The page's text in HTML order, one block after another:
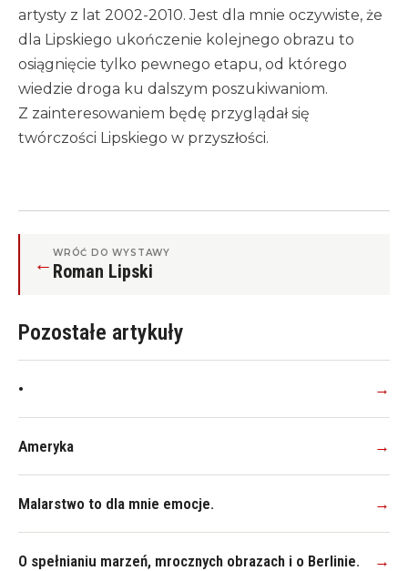
artysty z lat 2002-2010. Jest dla mnie oczywiste, że
dla Lipskiego ukończenie kolejnego obrazu to
osiągnięcie tylko pewnego etapu, od którego
wiedzie droga ku dalszym poszukiwaniom.
Z zainteresowaniem będę przyglądał się
twórczości Lipskiego w przyszłości.
←
WRÓĆ DO WYSTAWY
Roman Lipski
Pozostałe artykuły
• →
Ameryka →
Malarstwo to dla mnie emocje. →
O spełnianiu marzeń, mrocznych obrazach i o Berlinie. →